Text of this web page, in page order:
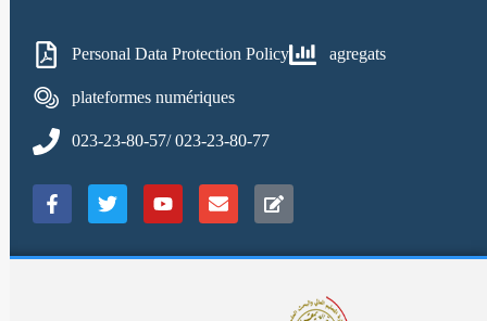
Personal Data Protection Policy agregats
plateformes numériques
023-23-80-57/ 023-23-80-77